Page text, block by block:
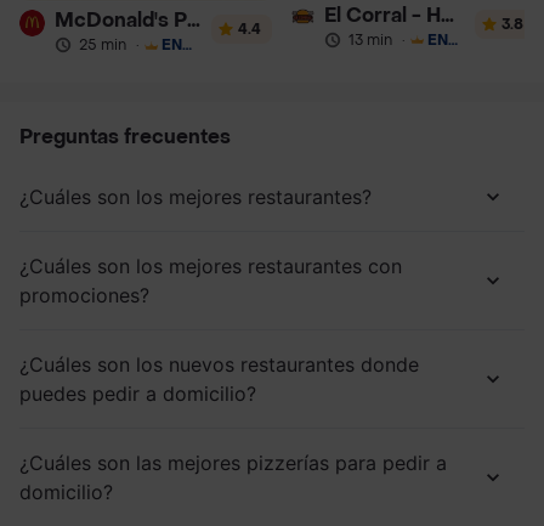
McDonald's Postres
25 min · ENVÍO GRATIS
4.4
El Corral - Hamburguesa
13 min · ENVÍO GRATIS
3.8
Preguntas frecuentes
¿Cuáles son los mejores restaurantes?
¿Cuáles son los mejores restaurantes con
promociones?
¿Cuáles son los nuevos restaurantes donde
puedes pedir a domicilio?
¿Cuáles son las mejores pizzerías para pedir a
domicilio?